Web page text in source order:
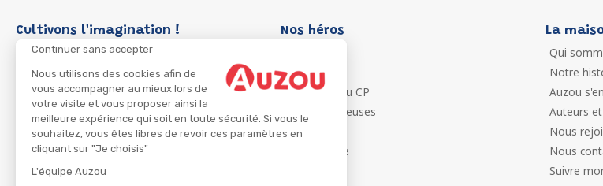
Continuer sans accepter
Nous utilisons des cookies afin de
vous accompagner au mieux lors de
votre visite et vous proposer ainsi la
meilleure expérience qui soit en toute sécurité. Si vous le
souhaitez, vous êtes libres de revoir ces paramètres en
cliquant sur "Je choisis"
L'équipe Auzou
Cultivons l'imagination ! Nos héros
P'tit Loup
Les Héros du CP
Les Influenceuses
Migali
Petite Taupe
La
Qui
Notre
Auzou
Auteurs
Nous
Nous
Suivre